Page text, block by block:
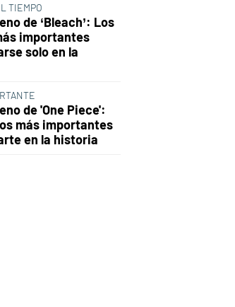
TIEMPO
de ‘Bleach’: Los
importantes
solo en la
de 'One Piece':
más importantes
en la historia